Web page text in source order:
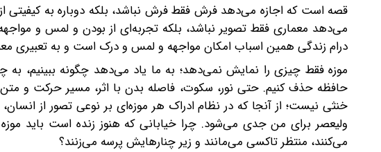
قصه است که اجازه می‌دهد فرش فقط فرش نباشد، بلکه دوباره به
می‌دهد معماری فقط تصویر نباشد، بلکه تجربه‌ای از بودن و لمس و
درام زندگی همین اسباب امکان مواجهه و لمس و درک است و به تعبیری
موزه فقط چیزی را نمایش نمی‌دهد؛ به ما یاد می‌دهد چگونه ببینیم، به
حافظه حذف کنیم. حتی نور، سکوت، فاصله بدن با اثر، مسیر حرکت و متن
خنثی نیست؛ از آنجا که در نظام ادراک هر موزه‌ای بر نوعی تصور از
ولیعصر برای من جدی می‌شود. چرا خیابانی که هنوز زنده است باید موزه
می‌کنند، منتظر تاکسی می‌مانند و زیر چنارهایش پرسه می‌زنند؟